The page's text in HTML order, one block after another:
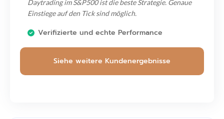
Daytrading im S&P500 ist die beste Strategie. Genaue
Einstiege auf den Tick sind möglich.
Verifizierte und echte Performance
Siehe weitere Kundenergebnisse